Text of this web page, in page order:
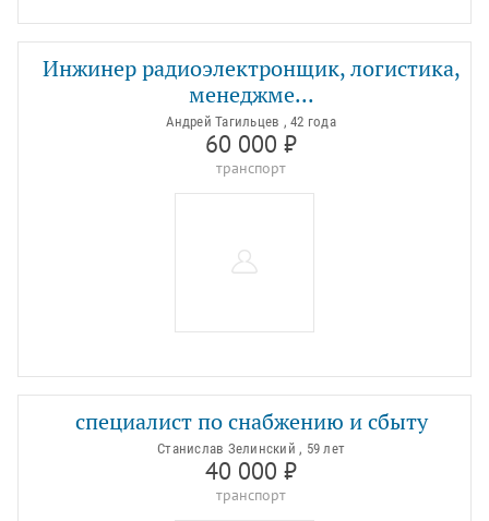
Инжинер радиоэлектронщик, логистика,
менеджме...
Андрей Тагильцев , 42 года
60 000 ₽
транспорт
специалист по снабжению и сбыту
Станислав Зелинский , 59 лет
40 000 ₽
транспорт